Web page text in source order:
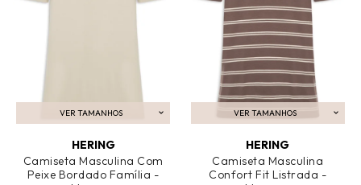
VER TAMANHOS
ADICIONAR AO CARRINHO
HERING
Camiseta Masculina Com
Peixe Bordado Família -
VER TAMANHOS
ADICIONAR AO CARRINHO
HERING
Camiseta Masculina
Confort Fit Listrada -